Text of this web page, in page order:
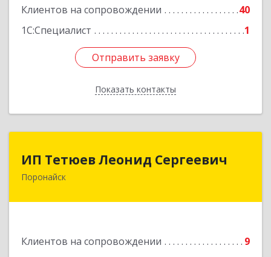
Клиентов на сопровождении
40
1С:Специалист
1
Отправить заявку
Показать контакты
Отправить заявку
Назад
ИП Тетюев Леонид Сергеевич
Поронайск
Клиентов на сопровождении 9
694242, Сахалинская обл, Поронайск г, Фрунзе